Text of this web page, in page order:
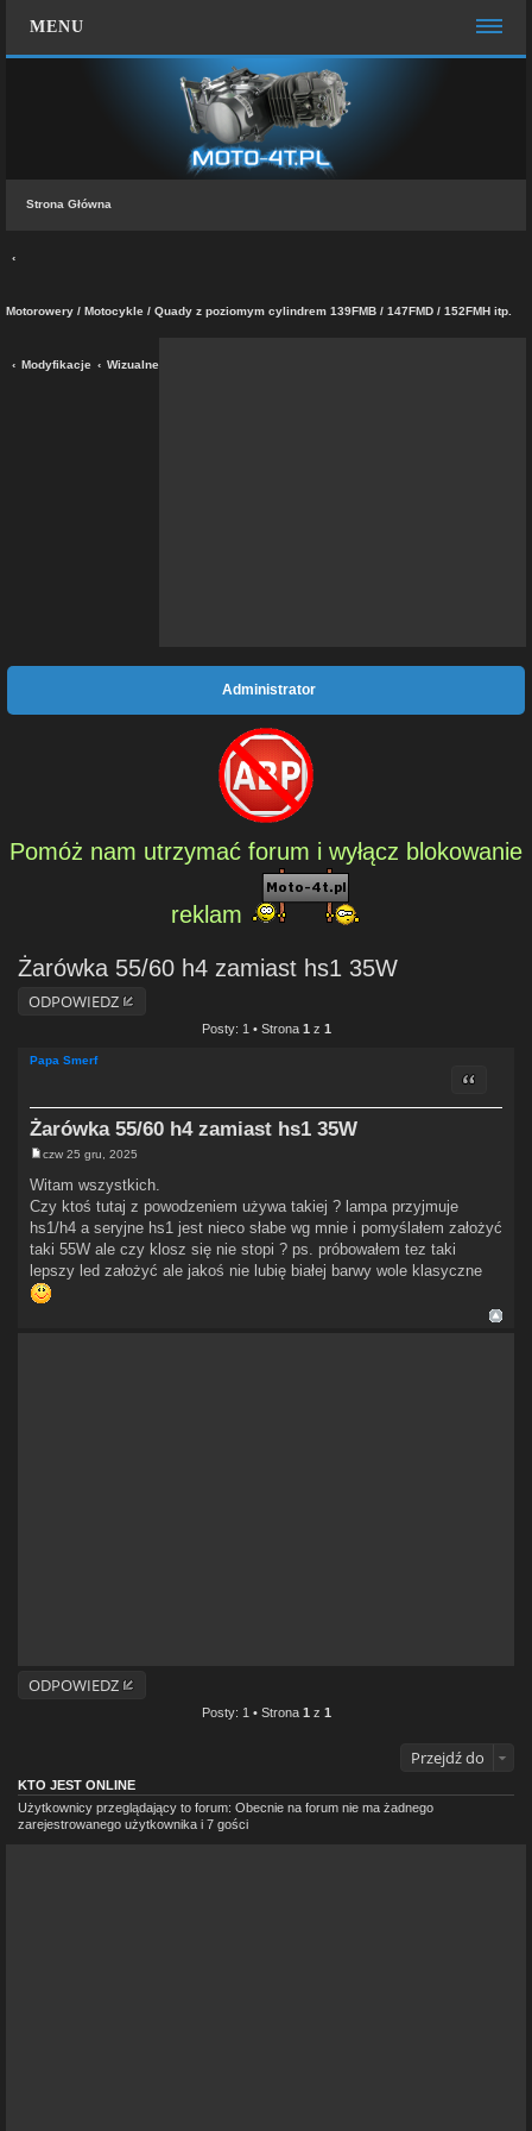
MENU
Zespół administracyjny
FAQ
Strona Główna
Motorowery / Motocykle / Quady z poziomym cylindrem 139FMB / 147FMD / 152FMH itp.
Modyfikacje Wizualne
Administrator
Pomóż nam utrzymać forum i wyłącz blokowanie
reklam
Żarówka 55/60 h4 zamiast hs1 35W
ODPOWIEDZ
Posty: 1 • Strona 1 z 1
Papa Smerf
Żarówka 55/60 h4 zamiast hs1 35W
Cytuj
o
s
t
czw 25 gru, 2025
Witam wszystkich.
Czy ktoś tutaj z powodzeniem używa takiej ? lampa przyjmuje
hs1/h4 a seryjne hs1 jest nieco słabe wg mnie i pomyślałem założyć
taki 55W ale czy klosz się nie stopi ? ps. próbowałem tez taki
lepszy led założyć ale jakoś nie lubię białej barwy wole klasyczne
ODPOWIEDZ
Posty: 1 • Strona 1 z 1
Przejdź do
KTO JEST ONLINE
Użytkownicy przeglądający to forum: Obecnie na forum nie ma żadnego
zarejestrowanego użytkownika i 7 gości